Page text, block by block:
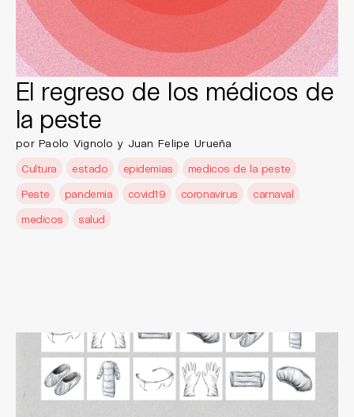
El regreso de los médicos de
la peste
por Paolo Vignolo y Juan Felipe Urueña
Cultura
estado epidemias
medicos de la peste
Peste
pandemia covid19 coronavirus
carnaval
medicos
salud